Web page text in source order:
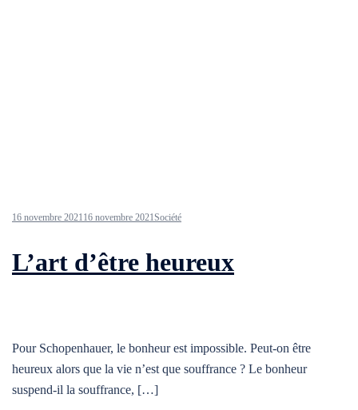
16 novembre 202116 novembre 2021Société
L’art d’être heureux
Pour Schopenhauer, le bonheur est impossible. Peut-on être
heureux alors que la vie n’est que souffrance ? Le bonheur
suspend-il la souffrance, […]